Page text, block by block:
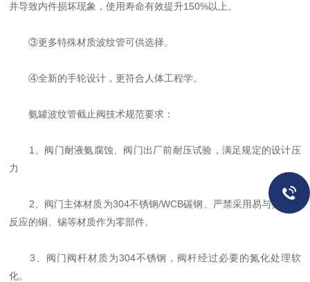
并导致内件损坏现象，使用寿命有效提升150%以上。
③更多特殊材质波纹管可供选择。
④全新的手轮设计，更符合人体工程学。
氨罐波纹管截止阀技术规范要求：
1、阀门耐液氨腐蚀、阀门出厂前耐压试验，满足规定的设计压
力
2、阀门主体材质为304不锈钢/WCB碳钢、严禁采用易与氨发生
反应的铜、锡等材质作为零部件。
3、阀门阀杆材质为304不锈钢，阀杆经过必要的氮化处理软
化。